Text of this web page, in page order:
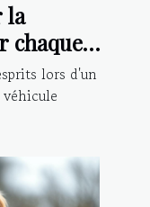
la
chaque
lors d'un